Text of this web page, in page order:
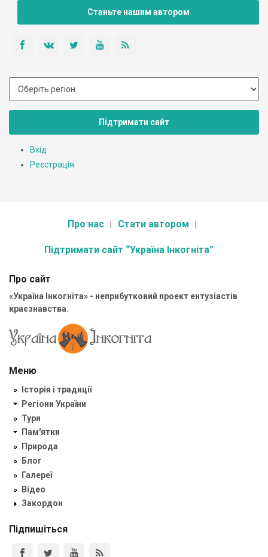
Станьте нашим автором
Підтримати сайт
Вхід
Реєстрація
Про нас Стати автором
Підтримати сайт “Україна Інкогніта”
Про сайт
«Україна Інкогніта» - неприбутковий проект ентузіастів
краєзнавства.
Меню
Історія і традиції
Регіони України
Тури
Пам'ятки
Природа
Блог
Галереї
Відео
Закордон
Підпишіться